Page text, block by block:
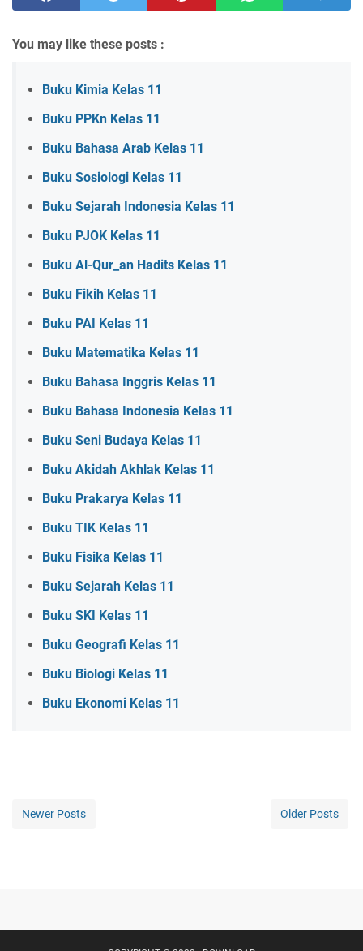
You may like these posts :
Buku Kimia Kelas 11
Buku PPKn Kelas 11
Buku Bahasa Arab Kelas 11
Buku Sosiologi Kelas 11
Buku Sejarah Indonesia Kelas 11
Buku PJOK Kelas 11
Buku Al-Qur_an Hadits Kelas 11
Buku Fikih Kelas 11
Buku PAI Kelas 11
Buku Matematika Kelas 11
Buku Bahasa Inggris Kelas 11
Buku Bahasa Indonesia Kelas 11
Buku Seni Budaya Kelas 11
Buku Akidah Akhlak Kelas 11
Buku Prakarya Kelas 11
Buku TIK Kelas 11
Buku Fisika Kelas 11
Buku Sejarah Kelas 11
Buku SKI Kelas 11
Buku Geografi Kelas 11
Buku Biologi Kelas 11
Buku Ekonomi Kelas 11
Newer Posts Older Posts